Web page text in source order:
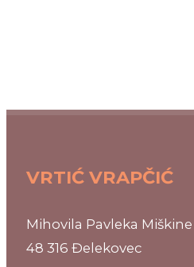
VRTIĆ VRAPČIĆ
Mihovila Pavleka Miškine
48 316 Đelekovec